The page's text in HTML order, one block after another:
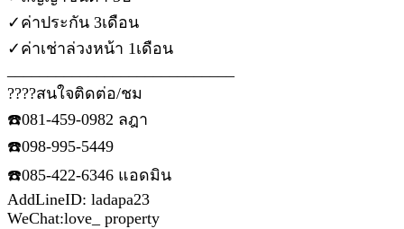
✓ค่าประกัน 3เดือน
✓ค่าเช่าล่วงหน้า 1เดือน
????สนใจติดต่อ/ชม
☎️081-459-0982​ ลฎา
☎️098-995-5449
☎️085-422-6346 แอดมิน
AddLine​ID​: ladapa23
WeChat:love_ property